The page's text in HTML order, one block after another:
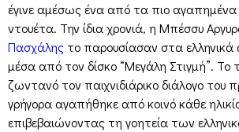
έγινε αμέσως ένα από τα πιο αγαπημένα
ντουέτα. Την ίδια χρονιά, η Μπέσσυ
Πασχάλης το παρουσίασαν στα
μέσα από τον δίσκο “Μεγάλη Στιγμή”. Το
ζωντανό τον παιχνιδιάρικο διάλογο του
γρήγορα αγαπήθηκε από κοινό κάθε
επιβεβαιώνοντας τη γοητεία των